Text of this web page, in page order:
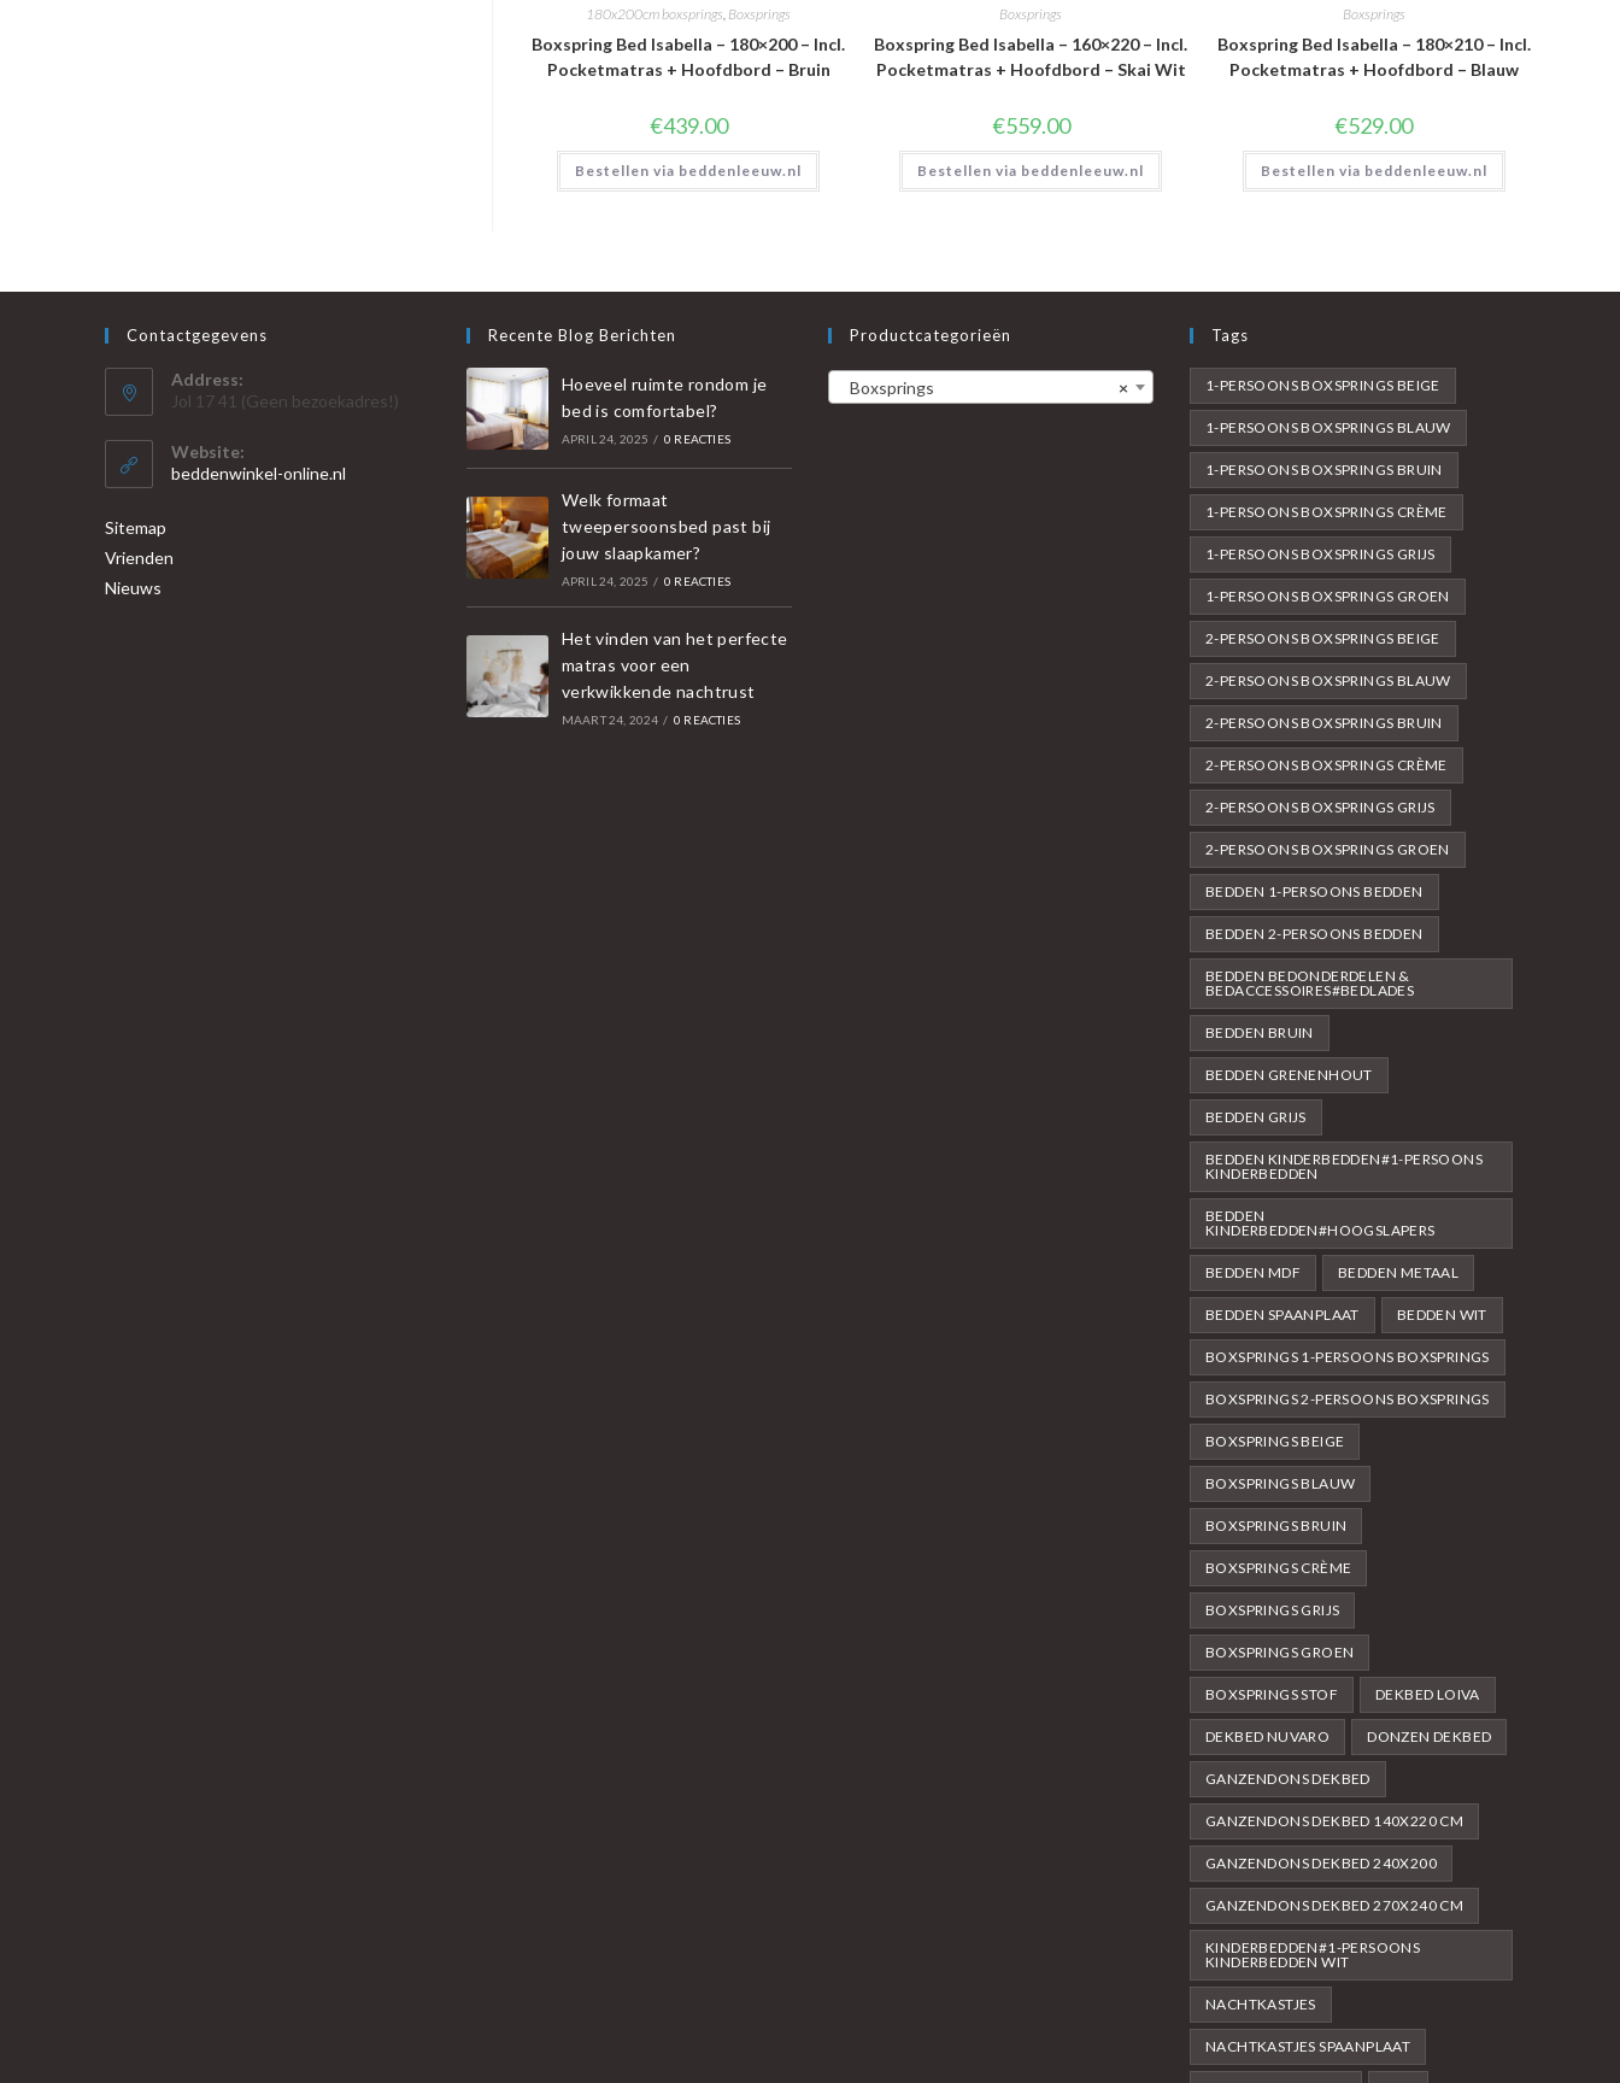
180x200cm boxsprings, Boxsprings
Boxspring Bed Isabella – 180×200 – Incl.
Pocketmatras + Hoofdbord – Bruin
€439.00
Bestellen via beddenleeuw.nl
Boxsprings
Boxspring Bed Isabella – 160×220 – Incl.
Pocketmatras + Hoofdbord – Skai Wit
€559.00
Bestellen via beddenleeuw.nl
Boxsprings
Boxspring Bed Isabella – 180×210 – Incl.
Pocketmatras + Hoofdbord – Blauw
€529.00
Bestellen via beddenleeuw.nl
Contactgegevens
Address:
Jol 17 41 (Geen bezoekadres!)
Website:
beddenwinkel-online.nl
Sitemap
Vrienden
Nieuws
Recente Blog Berichten
Hoeveel ruimte rondom je
bed is comfortabel?
APRIL 24, 2025 / 0 REACTIES
Welk formaat
tweepersoonsbed past bij
jouw slaapkamer?
APRIL 24, 2025 / 0 REACTIES
Het vinden van het perfecte
matras voor een
verkwikkende nachtrust
MAART 24, 2024 / 0 REACTIES
Productcategorieën
×
Boxsprings
Tags
1-PERSOONS BOXSPRINGS BEIGE
1-PERSOONS BOXSPRINGS BLAUW
1-PERSOONS BOXSPRINGS BRUIN
1-PERSOONS BOXSPRINGS CRÈME
1-PERSOONS BOXSPRINGS GRIJS
1-PERSOONS BOXSPRINGS GROEN
2-PERSOONS BOXSPRINGS BEIGE
2-PERSOONS BOXSPRINGS BLAUW
2-PERSOONS BOXSPRINGS BRUIN
2-PERSOONS BOXSPRINGS CRÈME
2-PERSOONS BOXSPRINGS GRIJS
2-PERSOONS BOXSPRINGS GROEN
BEDDEN 1-PERSOONS BEDDEN
BEDDEN 2-PERSOONS BEDDEN
BEDDEN BEDONDERDELEN &
BEDACCESSOIRES#BEDLADES
BEDDEN BRUIN
BEDDEN GRENENHOUT
BEDDEN GRIJS
BEDDEN KINDERBEDDEN#1-PERSOONS
KINDERBEDDEN
BEDDEN
KINDERBEDDEN#HOOGSLAPERS
BEDDEN MDF BEDDEN METAAL
BEDDEN SPAANPLAAT BEDDEN WIT
BOXSPRINGS 1-PERSOONS BOXSPRINGS
BOXSPRINGS 2-PERSOONS BOXSPRINGS
BOXSPRINGS BEIGE
BOXSPRINGS BLAUW
BOXSPRINGS BRUIN
BOXSPRINGS CRÈME
BOXSPRINGS GRIJS
BOXSPRINGS GROEN
BOXSPRINGS STOF DEKBED LOIVA
DEKBED NUVARO DONZEN DEKBED
GANZENDONS DEKBED
GANZENDONS DEKBED 140X220 CM
GANZENDONS DEKBED 240X200
GANZENDONS DEKBED 270X240 CM
KINDERBEDDEN#1-PERSOONS
KINDERBEDDEN WIT
NACHTKASTJES
NACHTKASTJES SPAANPLAAT